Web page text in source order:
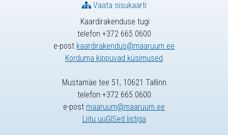
Kaardirakenduse tugi
telefon +372 665 0600
e-post kaardirakendus@maaruum.ee
Korduma kippuvad küsimused
Vaata sisukaarti
Mustamäe tee 51, 10621 Tallinn
telefon +372 665 0600
e-post maaruum@maaruum.ee
Liitu uuGISed listiga